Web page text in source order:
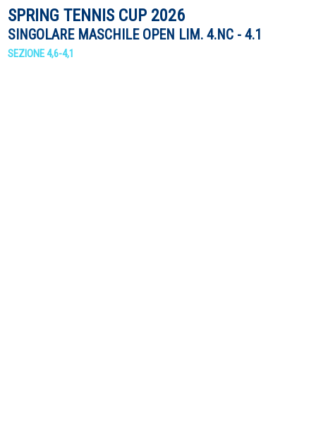
SPRING TENNIS CUP 2026
SINGOLARE MASCHILE OPEN LIM. 4.NC - 4.1
SEZIONE 4,6-4,1